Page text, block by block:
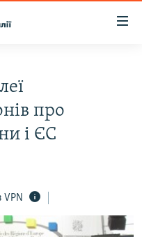
про
і ЄС
VPN